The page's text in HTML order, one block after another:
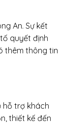
An. Sự kết
quyết định
thêm thông tin
hỗ trợ khách
thiết kế đến